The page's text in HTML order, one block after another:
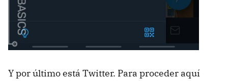
Y por último está Twitter. Para proceder aquí